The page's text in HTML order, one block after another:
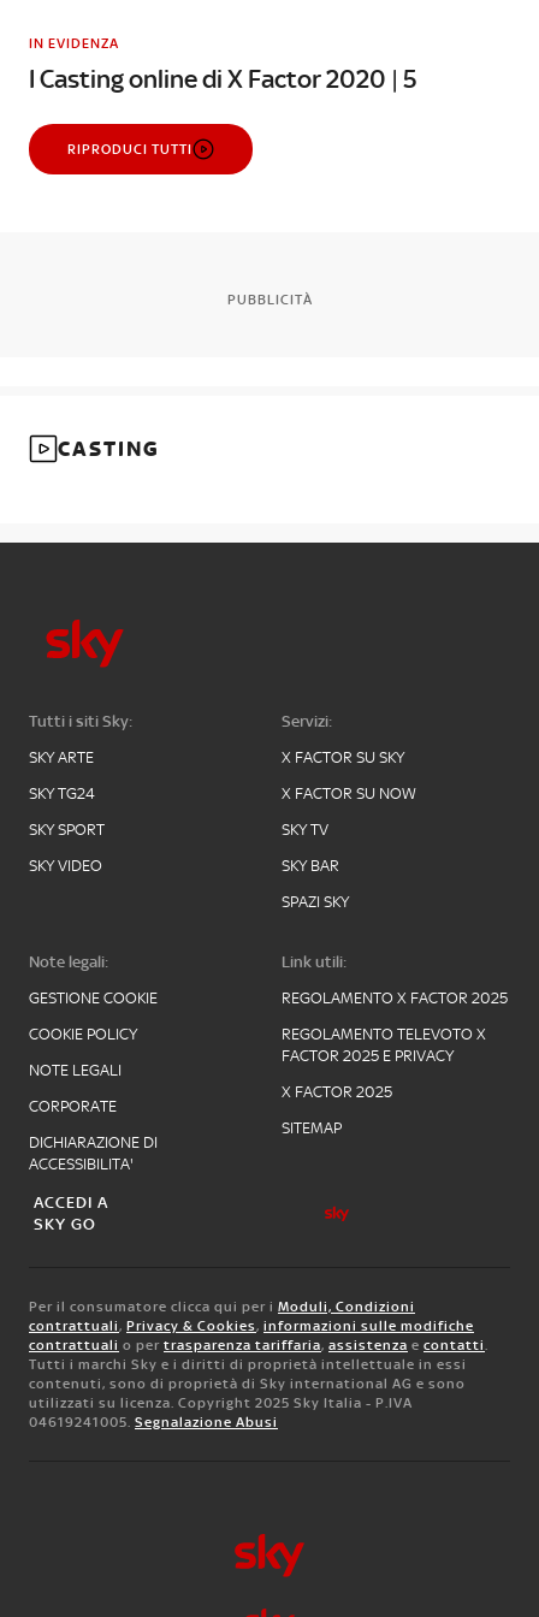
IN EVIDENZA
I Casting online di X Factor 2020 | 5
RIPRODUCI TUTTI
PUBBLICITÀ
CASTING
Tutti i siti Sky:
SKY ARTE
SKY TG24
SKY SPORT
SKY VIDEO
Servizi:
X FACTOR SU SKY
X FACTOR SU NOW
SKY TV
SKY BAR
SPAZI SKY
Note legali:
GESTIONE COOKIE
COOKIE POLICY
NOTE LEGALI
CORPORATE
DICHIARAZIONE DI
ACCESSIBILITA'
Link utili:
REGOLAMENTO X FACTOR 2025
REGOLAMENTO TELEVOTO X
FACTOR 2025 E PRIVACY
X FACTOR 2025
SITEMAP
ACCEDI A
SKY GO
Per il consumatore clicca qui per i Moduli, Condizioni
contrattuali, Privacy & Cookies, informazioni sulle modifiche
contrattuali o per trasparenza tariffaria, assistenza e contatti.
Tutti i marchi Sky e i diritti di proprietà intellettuale in essi
contenuti, sono di proprietà di Sky international AG e sono
utilizzati su licenza. Copyright 2025 Sky Italia - P.IVA
04619241005. Segnalazione Abusi